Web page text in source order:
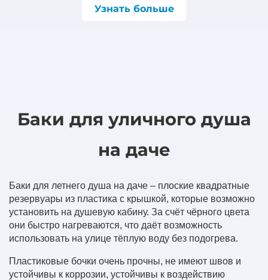
Узнать больше
Баки для уличного душа
на даче
Баки для летнего душа на даче – плоские квадратные
резервуары из пластика с крышкой, которые возможно
установить на душевую кабину. За счёт чёрного цвета
они быстро нагреваются, что даёт возможность
использовать на улице тёплую воду без подогрева.
Пластиковые бочки очень прочны, не имеют швов и
устойчивы к коррозии, устойчивы к воздействию